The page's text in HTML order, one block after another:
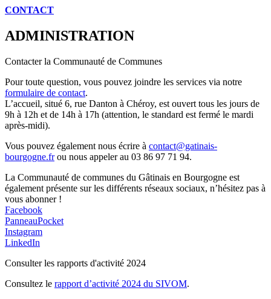
CONTACT
ADMINISTRATION
Contacter la Communauté de Communes
Pour toute question, vous pouvez joindre les services via notre
formulaire de contact.
L’accueil, situé 6, rue Danton à Chéroy, est ouvert tous les jours de
9h à 12h et de 14h à 17h (attention, le standard est fermé le mardi
après-midi).
Vous pouvez également nous écrire à contact@gatinais-
bourgogne.frou nous appeler au 03 86 97 71 94.
La Communauté de communes du Gâtinais en Bourgogne est
également présente sur les différents réseaux sociaux, n’hésitez pas à
vous abonner !
Facebook
PanneauPocket
Instagram
LinkedIn
Consulter les rapports d'activité 2024
Consultez le rapport d’activité 2024 du SIVOM.